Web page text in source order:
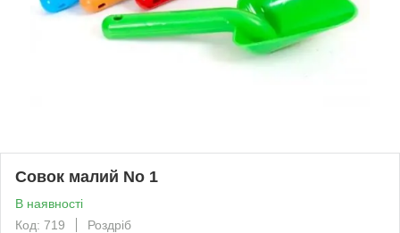
Совок малий No 1
В наявності
Код: 719
Роздріб